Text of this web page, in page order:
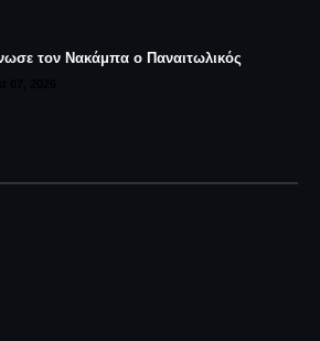
τον Νακάμπα ο Παναιτωλικός